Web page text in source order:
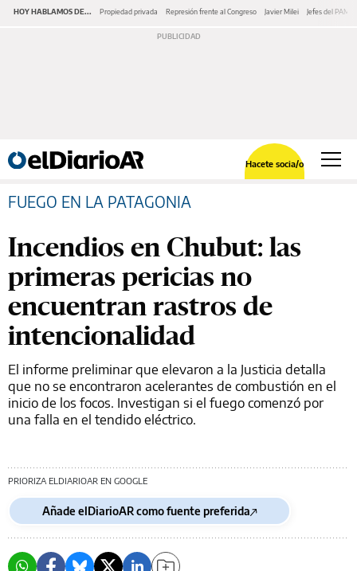
HOY HABLAMOS DE... Propiedad privada Represión frente al Congreso Javier Milei Jefes del PAMI
Hacete socia/o
FUEGO EN LA PATAGONIA
Incendios en Chubut: las
primeras pericias no
encuentran rastros de
intencionalidad
El informe preliminar que elevaron a la Justicia detalla
que no se encontraron acelerantes de combustión en el
inicio de los focos. Investigan si el fuego comenzó por
una falla en el tendido eléctrico.
PRIORIZA ELDIARIOAR EN GOOGLE
Añade elDiarioAR como fuente preferida